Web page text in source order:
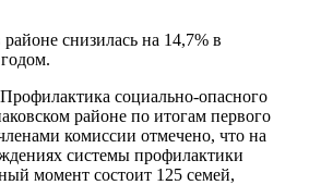
районе снизилась на 14,7% в
социально-опасного
районе по итогам первого
комиссии отмечено, что на
системы профилактики
момент состоит 125 семей,